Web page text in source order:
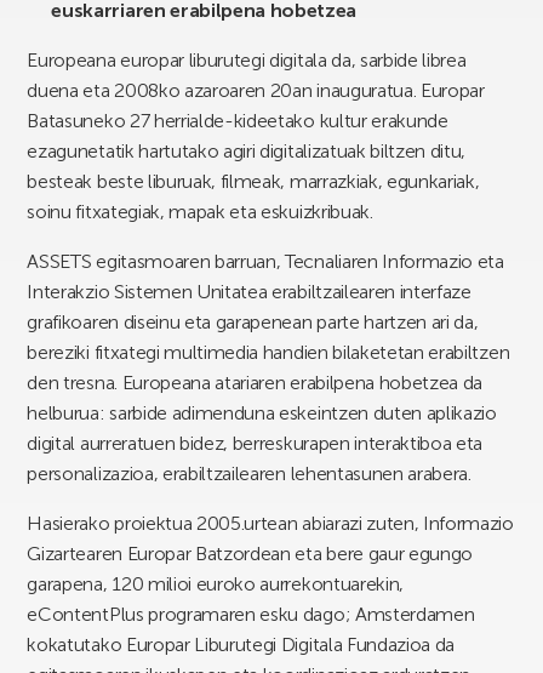
euskarriaren erabilpena hobetzea
Europeana europar liburutegi digitala da, sarbide librea
duena eta 2008ko azaroaren 20an inauguratua. Europar
Batasuneko 27 herrialde-kideetako kultur erakunde
ezagunetatik hartutako agiri digitalizatuak biltzen ditu,
besteak beste liburuak, filmeak, marrazkiak, egunkariak,
soinu fitxategiak, mapak eta eskuizkribuak.
ASSETS egitasmoaren barruan, Tecnaliaren Informazio eta
Interakzio Sistemen Unitatea erabiltzailearen interfaze
grafikoaren diseinu eta garapenean parte hartzen ari da,
bereziki fitxategi multimedia handien bilaketetan erabiltzen
den tresna. Europeana atariaren erabilpena hobetzea da
helburua: sarbide adimenduna eskeintzen duten aplikazio
digital aurreratuen bidez, berreskurapen interaktiboa eta
personalizazioa, erabiltzailearen lehentasunen arabera.
Hasierako proiektua 2005.urtean abiarazi zuten, Informazio
Gizartearen Europar Batzordean eta bere gaur egungo
garapena, 120 milioi euroko aurrekontuarekin,
eContentPlus programaren esku dago; Amsterdamen
kokatutako Europar Liburutegi Digitala Fundazioa da